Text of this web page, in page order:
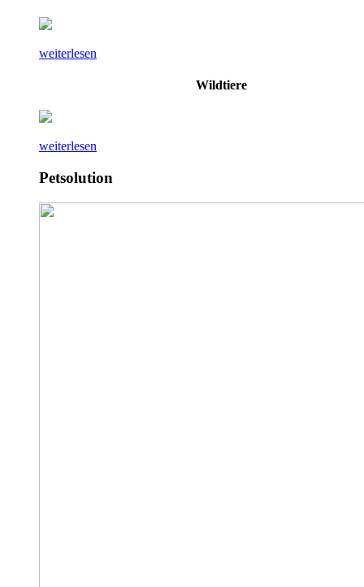
weiterlesen
Wildtiere
weiterlesen
Petsolution